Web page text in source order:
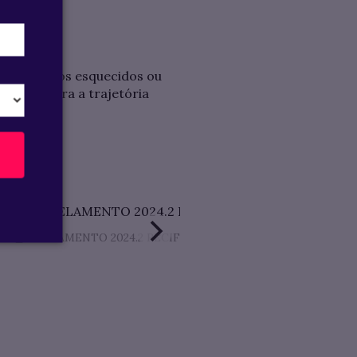
esquecidos ou
para a trajetória
2024.2 RECIFE.pdf